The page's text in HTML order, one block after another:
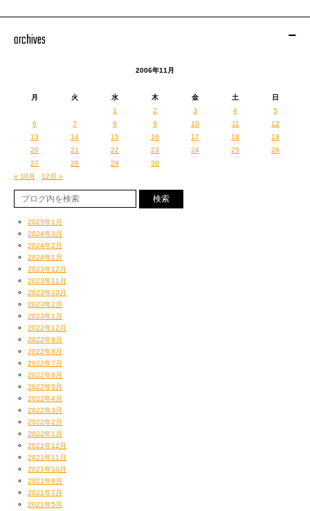
archives
2006年11月
月 火 水 木 金 土
日
1
2 3 4
5
6
7 8 9 10 11
12
13
14 15 16 17 18
19
20
21 22 23 24 25
26
27
28 29
30
« 10月
12月 »
2025年1月
2024年3月
2024年2月
2024年1月
2023年12月
2023年11月
2023年10月
2023年2月
2023年1月
2022年12月
2022年9月
2022年8月
2022年7月
2022年6月
2022年5月
2022年4月
2022年3月
2022年2月
2022年1月
2021年12月
2021年11月
2021年10月
2021年8月
2021年7月
2021年5月